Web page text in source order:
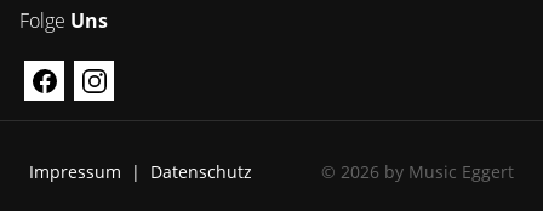
Folge Uns
Impressum Datenschutz © 2026 by Music Eggert